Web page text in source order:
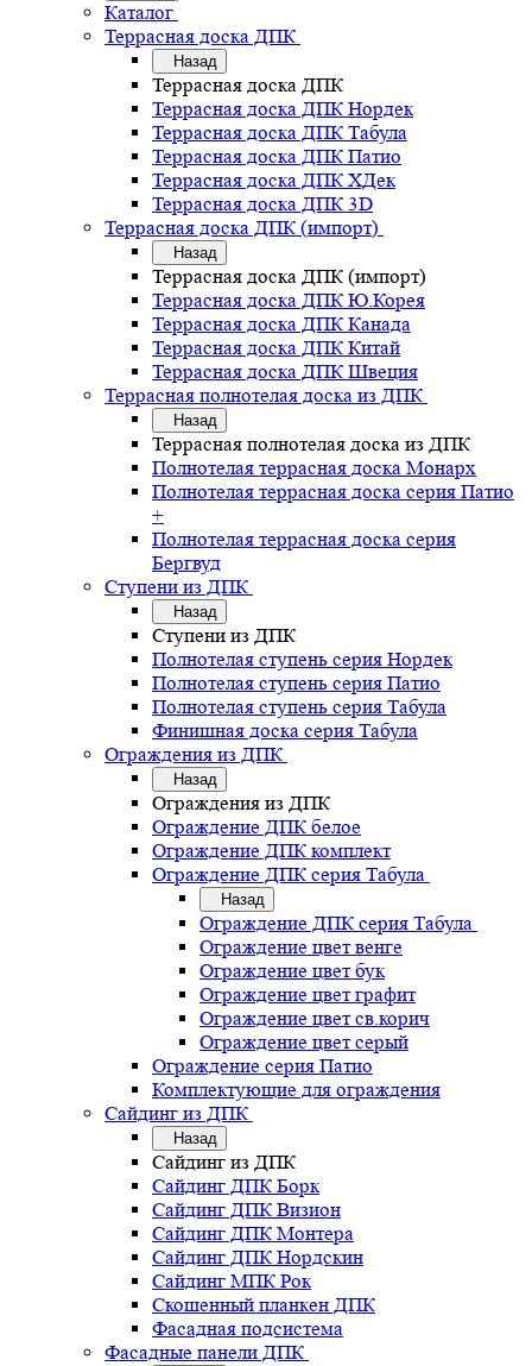
Каталог
Террасная доска ДПК
Назад
Террасная доска ДПК
Террасная доска ДПК Нордек
Террасная доска ДПК Табула
Террасная доска ДПК Патио
Террасная доска ДПК ХДек
Террасная доска ДПК 3D
Террасная доска ДПК (импорт)
Назад
Террасная доска ДПК (импорт)
Террасная доска ДПК Ю.Корея
Террасная доска ДПК Канада
Террасная доска ДПК Китай
Террасная доска ДПК Швеция
Террасная полнотелая доска из ДПК
Назад
Террасная полнотелая доска из ДПК
Полнотелая террасная доска Монарх
Полнотелая террасная доска серия Патио
+
Полнотелая террасная доска серия
Бергвуд
Ступени из ДПК
Назад
Ступени из ДПК
Полнотелая ступень серия Нордек
Полнотелая ступень серия Патио
Полнотелая ступень серия Табула
Финишная доска серия Табула
Ограждения из ДПК
Назад
Ограждения из ДПК
Ограждение ДПК белое
Ограждение ДПК комплект
Ограждение ДПК серия Табула
Назад
Ограждение ДПК серия Табула
Ограждение цвет венге
Ограждение цвет бук
Ограждение цвет графит
Ограждение цвет св.корич
Ограждение цвет серый
Ограждение серия Патио
Комплектующие для ограждения
Сайдинг из ДПК
Назад
Сайдинг из ДПК
Сайдинг ДПК Борк
Сайдинг ДПК Визион
Сайдинг ДПК Монтера
Сайдинг ДПК Нордскин
Сайдинг МПК Рок
Скошенный планкен ДПК
Фасадная подсистема
Фасадные панели ДПК